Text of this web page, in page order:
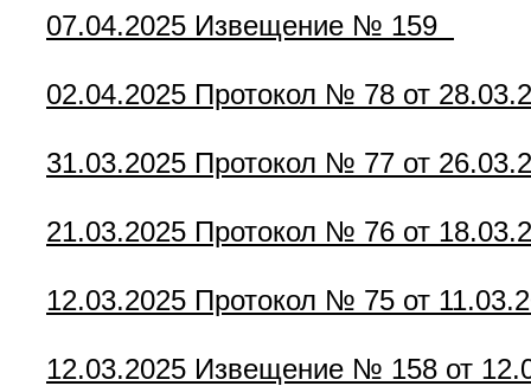
07.04.2025 Извещение № 159
02.04.2025 Протокол № 78 от
31.03.2025 Протокол № 77 от
21.03.2025 Протокол № 76 от
12.03.2025 Протокол № 75 от
12.03.2025 Извещение № 158 от